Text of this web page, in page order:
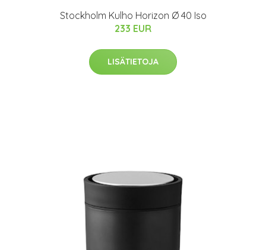
Stockholm Kulho Horizon Ø 40 Iso
233 EUR
LISÄTIETOJA